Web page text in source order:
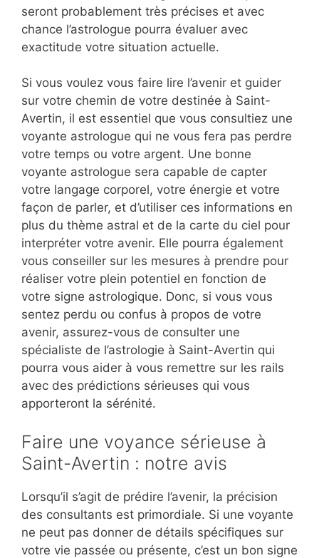
seront probablement très précises et avec
chance l’astrologue pourra évaluer avec
exactitude votre situation actuelle.
Si vous voulez vous faire lire l’avenir et guider
sur votre chemin de votre destinée à Saint-
Avertin, il est essentiel que vous consultiez une
voyante astrologue qui ne vous fera pas perdre
votre temps ou votre argent. Une bonne
voyante astrologue sera capable de capter
votre langage corporel, votre énergie et votre
façon de parler, et d’utiliser ces informations en
plus du thème astral et de la carte du ciel pour
interpréter votre avenir. Elle pourra également
vous conseiller sur les mesures à prendre pour
réaliser votre plein potentiel en fonction de
votre signe astrologique. Donc, si vous vous
sentez perdu ou confus à propos de votre
avenir, assurez-vous de consulter une
spécialiste de l’astrologie à Saint-Avertin qui
pourra vous aider à vous remettre sur les rails
avec des prédictions sérieuses qui vous
apporteront la sérénité.
Faire une voyance sérieuse à
Saint-Avertin : notre avis
Lorsqu’il s’agit de prédire l’avenir, la précision
des consultants est primordiale. Si une voyante
ne peut pas donner de détails spécifiques sur
votre vie passée ou présente, c’est un bon signe